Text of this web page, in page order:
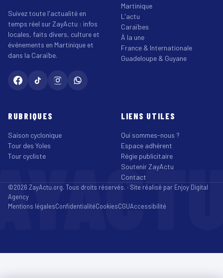
Suivez toute l'actualité en
temps réel sur ZayActu : infos
locales, faits divers, culture et
événements en Martinique et
dans la Caraïbe.
Martinique
L'actu
Caraïbes
À la une
France & Internationale
Guadeloupe & Guyane
RUBRIQUES
Saison cyclonique
Tour des Yoles
Tour cycliste
LIENS UTILES
Qui sommes-nous ?
Espace adhérent
Régie publicitaire
Soutenir ZayActu
Contact
©2026 ZayActu.org. Tous droits réservés. · Site réalisé par Enjoy Digital
Agency
Mentions légalesConfidentialitéCookiesCGUAccessibilité